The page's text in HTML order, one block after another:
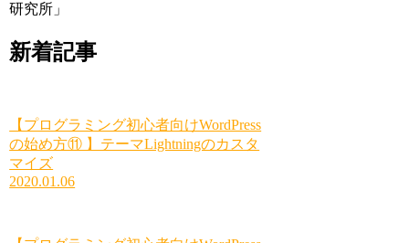
研究所」
新着記事
【プログラミング初心者向けWordPress
の始め方⑪ 】テーマLightningのカスタ
マイズ
2020.01.06